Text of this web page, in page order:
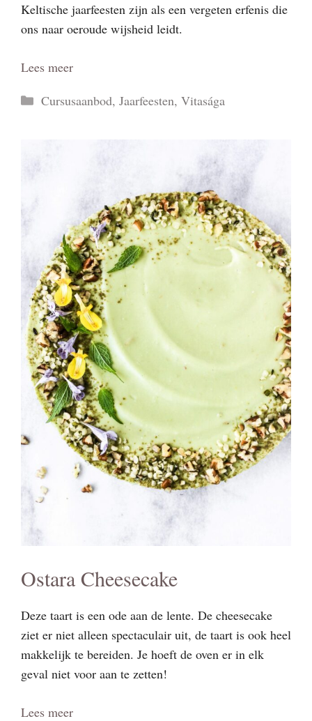
Keltische jaarfeesten zijn als een vergeten erfenis die
ons naar oeroude wijsheid leidt.
Lees meer
Categorieën
Cursusaanbod, Jaarfeesten, Vitasága
Ostara Cheesecake
Deze taart is een ode aan de lente. De cheesecake
ziet er niet alleen spectaculair uit, de taart is ook heel
makkelijk te bereiden. Je hoeft de oven er in elk
geval niet voor aan te zetten!
Lees meer